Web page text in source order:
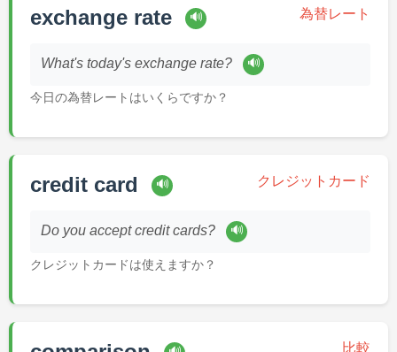
exchange rate 🔊 為替レート
What's today's exchange rate? 🔊
今日の為替レートはいくらですか？
credit card 🔊 クレジットカード
Do you accept credit cards? 🔊
クレジットカードは使えますか？
比較